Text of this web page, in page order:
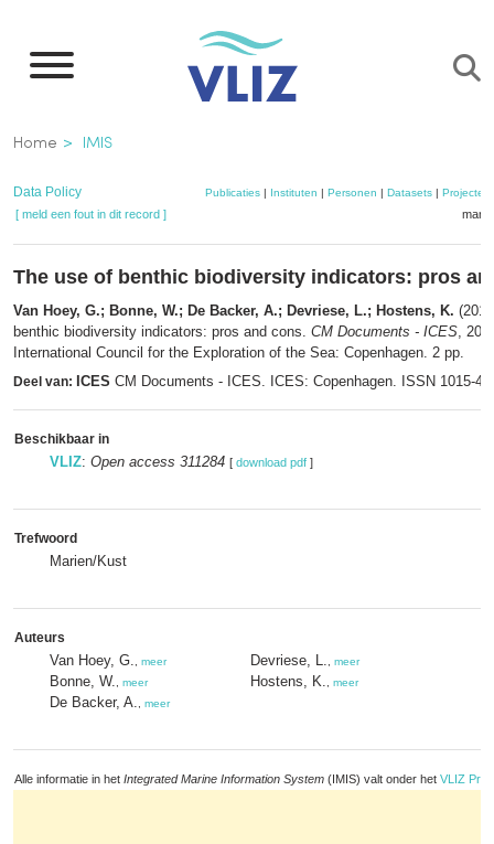
naar
inhoud
gaan
Kruimelpad
Home IMIS
Data Policy Publicaties| Instituten | Personen | Datasets| Projecten
[ meld een fout in dit record ]
The use of benthic biodiversity indicators: pros
Van Hoey, G.; Bonne, W.; De Backer, A.; Devriese, L.; Hostens, K.
benthic biodiversity indicators: pros and cons. CM Documents - ICES,
International Council for the Exploration of the Sea: Copenhagen. 2 pp.
Deel van: ICES CM Documents - ICES. ICES: Copenhagen. ISSN 1015-
Beschikbaar in
VLIZ: Open access 311284 [ download pdf ]
Trefwoord
Marien/Kust
Auteurs
Van Hoey, G. meer
Bonne, W. meer
De Backer, A. meer
Devriese, L. meer
Hostens, K. meer
Alle informatie in het Integrated Marine Information System (IMIS) valt onder het VLIZ